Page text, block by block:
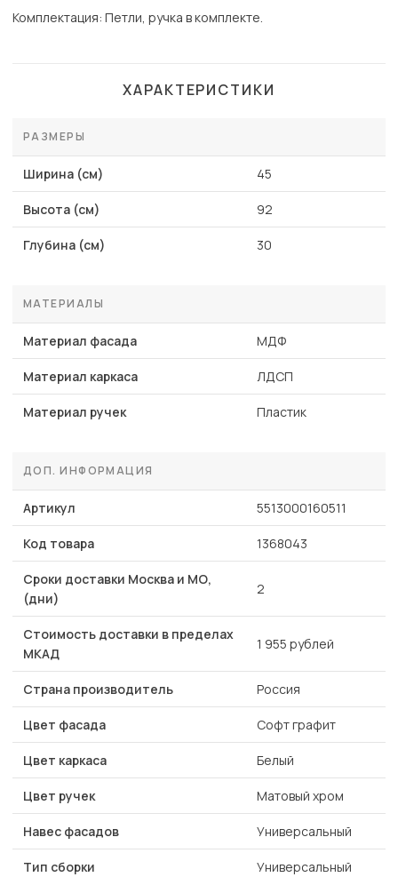
Комплектация: Петли, ручка в комплекте.
ХАРАКТЕРИСТИКИ
РАЗМЕРЫ
Ширина (см) 45
Высота (см) 92
Глубина (см) 30
МАТЕРИАЛЫ
Материал фасада МДФ
Материал каркаса ЛДСП
Материал ручек Пластик
ДОП. ИНФОРМАЦИЯ
Артикул 5513000160511
Код товара 1368043
Сроки доставки Москва и МО,
(дни)
2
Стоимость доставки в пределах
МКАД
1 955 рублей
Страна производитель Россия
Цвет фасада Софт графит
Цвет каркаса Белый
Цвет ручек Матовый хром
Навес фасадов Универсальный
Тип сборки Универсальный